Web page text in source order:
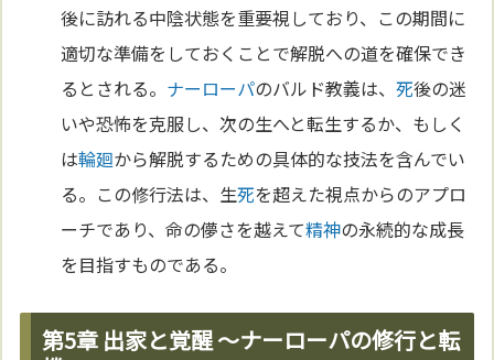
後に訪れる中陰状態を重要視しており、この期間に
適切な準備をしておくことで解脱への道を確保でき
るとされる。 ナーローパのバルド教義は、死後の迷
いや恐怖を克服し、次の生へと転生するか、もしく
は輪廻から解脱するための具体的な技法を含んでい
る。この修行法は、生死を超えた視点からのアプロ
ーチであり、命の儚さを越えて精神の永続的な成長
を目指すものである。
第5章 出家と覚醒 〜ナーローパの修行と転